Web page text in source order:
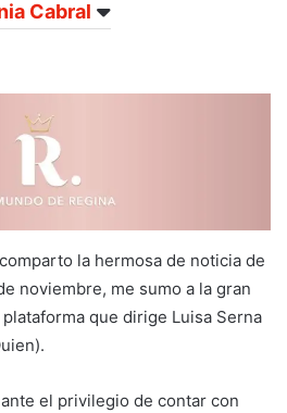
Cabral
la hermosa de noticia de
noviembre, me sumo a la gran
que dirige Luisa Serna
el privilegio de contar con